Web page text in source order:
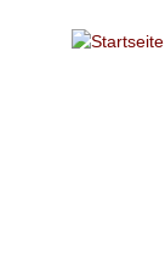
Direkt zum Inhalt